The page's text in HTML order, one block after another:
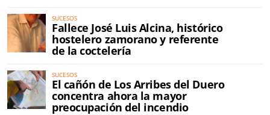
SUCESOS
Fallece José Luis Alcina, histórico
hostelero zamorano y referente
de la coctelería
SUCESOS
El cañón de Los Arribes del Duero
concentra ahora la mayor
preocupación del incendio